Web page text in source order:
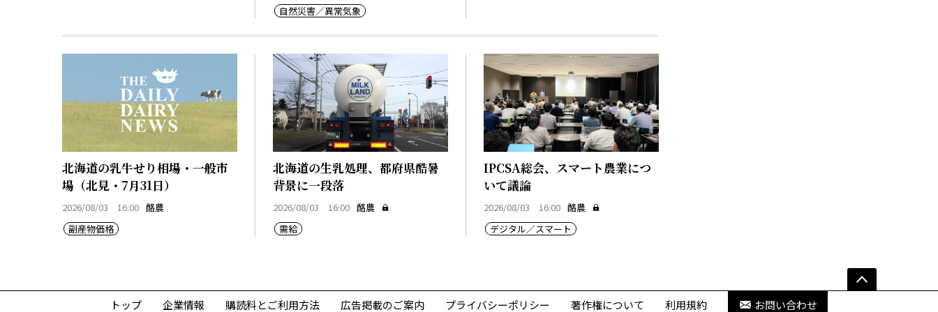
自然災害／異常気象
北海道の乳牛せり相場・一般市
場（北見・7月31日）
2026/08/03 16:00 酪農
副産物価格
北海道の生乳処理、都府県酷暑
背景に一段落
2026/08/03 16:00 酪農
需給
IPCSA総会、スマート農業につ
いて議論
2026/08/03 16:00 酪農
デジタル／スマート
トップ 企業情報 購読料とご利用方法 広告掲載のご案内 プライバシーポリシー 著作権について 利用規約 お問い合わせ